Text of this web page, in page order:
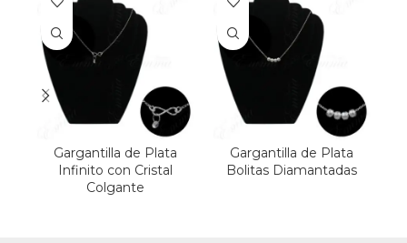
Gargantilla de Plata
Infinito con Cristal
Colgante
Gargantilla de Plata
Bolitas Diamantadas